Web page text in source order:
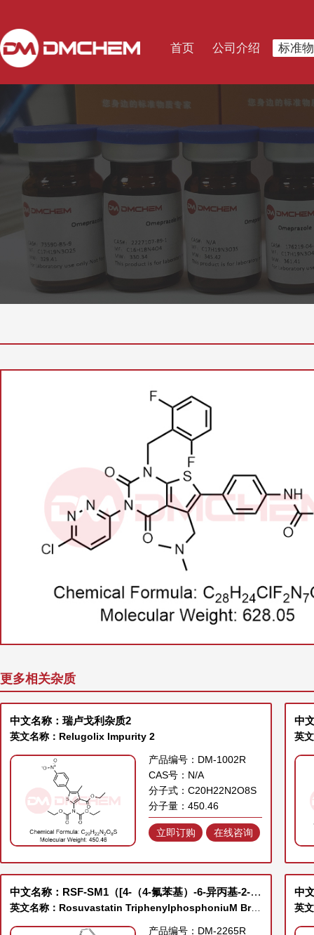
首页 公司介绍 标准
更多相关杂质
中文名称：瑞卢戈利杂质2
英文名称：Relugolix Impurity 2
产品编号：DM-1002R
CAS号：N/A
分子式：C20H22N2O8S
分子量：450.46
立即订购 在线咨询
中
英
中文名称：RSF-SM1（[4-（4-氟苯基）-6-异丙基-2-（N-甲基-N-甲磺酰胺基）-5-嘧啶基]三苯基溴化膦）
英文名称：Rosuvastatin TriphenylphosphoniuM BroMide
产品编号：DM-2265R
中